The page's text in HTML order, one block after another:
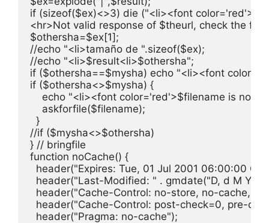
if (sizeof($ex)<>3) die ("<li><font
<hr>Not valid response of $theurl, check the
$othersha=$ex[1];
//echo "<li>tamaño de ".sizeof($ex);
//echo "<li>$result<li>$othersha";
if ($othersha==$mysha) echo "<li><font
if ($othersha<>$mysha) {
echo "<li><font color='red'>$filename is not
    askforfile($filename);
  }
//if ($mysha<>$othersha)
} // bringfile
function noCache() {
header("Expires: Tue, 01 Jul 2001 06:00:00
header("Last-Modified: " . gmdate("D, d M Y
header("Cache-Control: no-store, no-cache,
header("Cache-Control: post-check=0, pre-
  header("Pragma: no-cache");